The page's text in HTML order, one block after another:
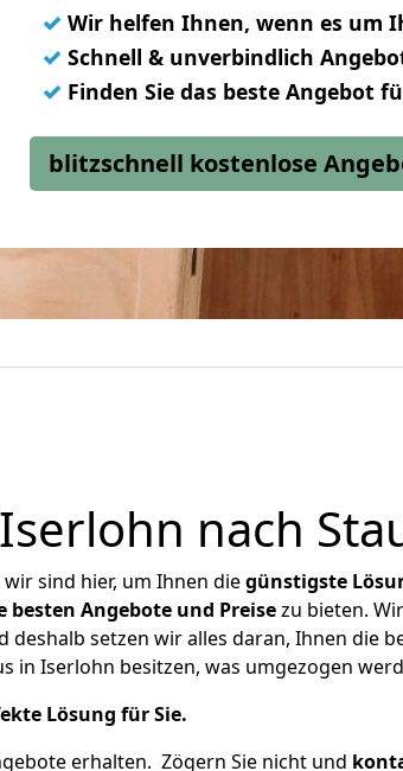
✓ Wir helfen Ihnen, wenn es um
✓ Schnell & unverbindlich
✓ Finden Sie das beste Angebot
blitzschnell kostenlose
nach
sind hier, um Ihnen diegünstigste
besten Angebote und Preisezu bieten.
setzen wir alles daran, Ihnen die
in Iserlohn besitzen, was umgezogen
Lösung für Sie.
erhalten. Zögern Sie nicht und